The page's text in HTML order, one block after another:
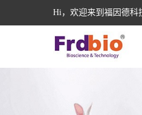
Hi，欢迎来到福因德科